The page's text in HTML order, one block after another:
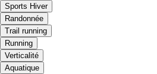
Sports Hiver
Randonnée
Trail running
Running
Verticalité
Aquatique